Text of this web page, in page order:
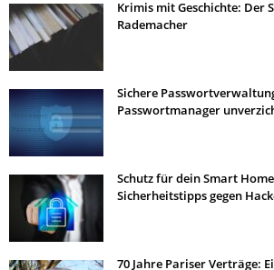
Krimis mit Geschichte: Der
Rademacher
Sichere
Passwortmanager
Schutz für dein Smart
Sicherheitstipps gegen
70 Jahre Pariser Verträge: